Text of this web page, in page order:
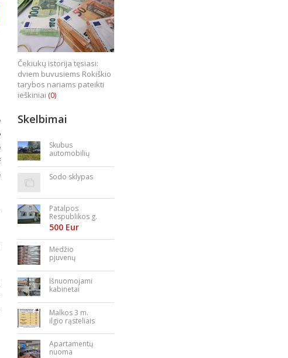
Čekiukų istorija tęsiasi:
dviem buvusiems Rokiškio
tarybos nariams pateikti
ieškiniai (0)
Skelbimai
Skubus
automobilių
Sodo sklypas
Patalpos
Respublikos g.
23
500 Eur
Medžio
pjuvenų
briketai
Išnuomojami
kabinetai
bės aikštėje
Malkos 3 m.
ilgio rąsteliais
Apartamentų
nuoma